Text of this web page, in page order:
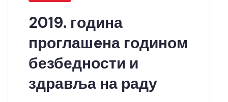
2019. година
проглашeна годином
безбедности и
здравља на раду